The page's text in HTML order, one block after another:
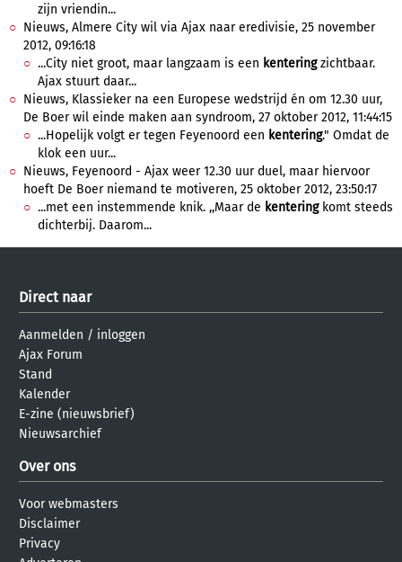
zijn vriendin...
Nieuws, Almere City wil via Ajax naar eredivisie, 25 november
2012, 09:16:18
...City niet groot, maar langzaam is een kenteringzichtbaar.
Ajax stuurt daar...
Nieuws, Klassieker na een Europese wedstrijd én om 12.30 uur,
De Boer wil einde maken aan syndroom, 27 oktober 2012, 11:44:15
...Hopelijk volgt er tegen Feyenoord een kentering." Omdat de
klok een uur...
Nieuws, Feyenoord - Ajax weer 12.30 uur duel, maar hiervoor
hoeft De Boer niemand te motiveren, 25 oktober 2012, 23:50:17
...met een instemmende knik. ,,Maar de kenteringkomt steeds
dichterbij. Daarom...
Direct naar
Aanmelden / inloggen
Ajax Forum
Stand
Kalender
E-zine (nieuwsbrief)
Nieuwsarchief
Over ons
Voor webmasters
Disclaimer
Privacy